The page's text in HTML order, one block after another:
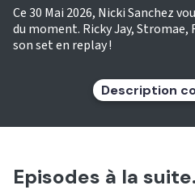
Ce 30 Mai 2026, Nicki Sanchez
du moment. Ricky Jay, Stromae,
son set en replay !
Description
Episodes à la